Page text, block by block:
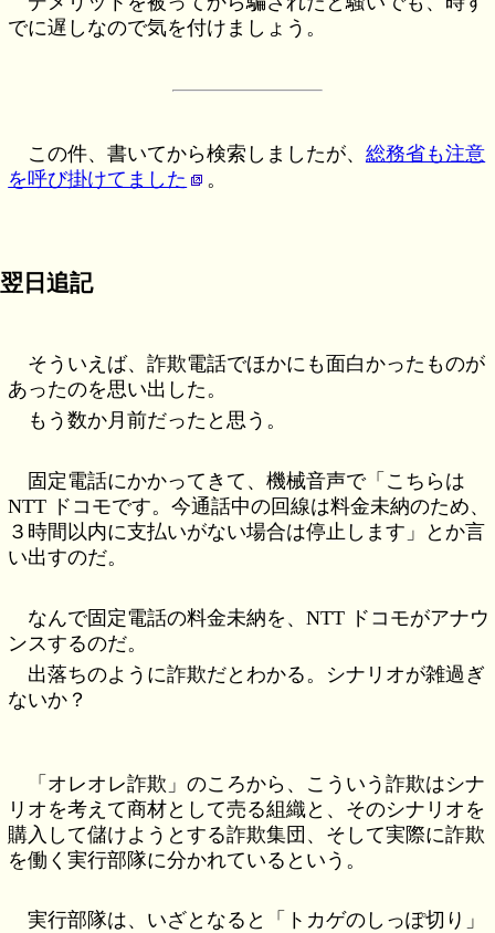
でに遅しなので気を付けましょう。
この件、書いてから検索しましたが、総務省も注意
を呼び掛けてました
。
翌日追記
そういえば、詐欺電話でほかにも面白かったものが
あったのを思い出した。
もう数か月前だったと思う。
固定電話にかかってきて、機械音声で「こちらは
NTT ドコモです。今通話中の回線は料金未納のため、
３時間以内に支払いがない場合は停止します」とか言
い出すのだ。
なんで固定電話の料金未納を、NTT ドコモがアナウ
ンスするのだ。
出落ちのように詐欺だとわかる。シナリオが雑過ぎ
ないか？
「オレオレ詐欺」のころから、こういう詐欺はシナ
リオを考えて商材として売る組織と、そのシナリオを
購入して儲けようとする詐欺集団、そして実際に詐欺
を働く実行部隊に分かれているという。
実行部隊は、いざとなると「トカゲのしっぽ切り」